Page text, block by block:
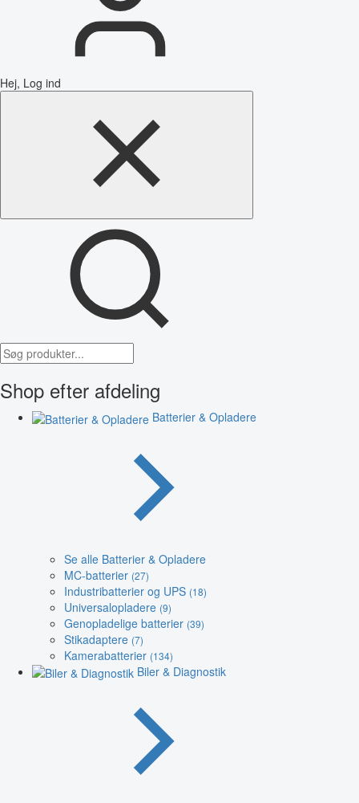
Hej, Log ind
Shop efter afdeling
Batterier & Opladere
Se alle Batterier & Opladere
MC-batterier (27)
Industribatterier og UPS (18)
Universalopladere (9)
Genopladelige batterier (39)
Stikadaptere (7)
Kamerabatterier (134)
Biler & Diagnostik